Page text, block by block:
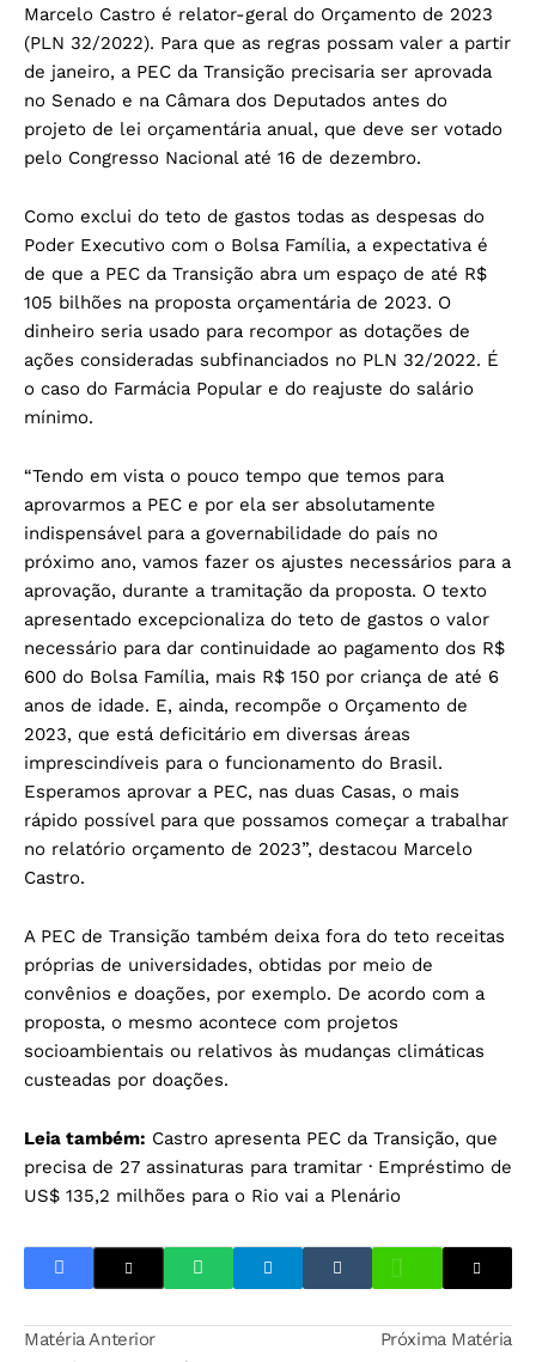
Marcelo Castro é relator-geral do Orçamento de 2023
(PLN 32/2022). Para que as regras possam valer a partir
de janeiro, a PEC da Transição precisaria ser aprovada
no Senado e na Câmara dos Deputados antes do
projeto de lei orçamentária anual, que deve ser votado
pelo Congresso Nacional até 16 de dezembro.
Como exclui do teto de gastos todas as despesas do
Poder Executivo com o Bolsa Família, a expectativa é
de que a PEC da Transição abra um espaço de até R$
105 bilhões na proposta orçamentária de 2023. O
dinheiro seria usado para recompor as dotações de
ações consideradas subfinanciados no PLN 32/2022. É
o caso do Farmácia Popular e do reajuste do salário
mínimo.
“Tendo em vista o pouco tempo que temos para
aprovarmos a PEC e por ela ser absolutamente
indispensável para a governabilidade do país no
próximo ano, vamos fazer os ajustes necessários para a
aprovação, durante a tramitação da proposta. O texto
apresentado excepcionaliza do teto de gastos o valor
necessário para dar continuidade ao pagamento dos R$
600 do Bolsa Família, mais R$ 150 por criança de até 6
anos de idade. E, ainda, recompõe o Orçamento de
2023, que está deficitário em diversas áreas
imprescindíveis para o funcionamento do Brasil.
Esperamos aprovar a PEC, nas duas Casas, o mais
rápido possível para que possamos começar a trabalhar
no relatório orçamento de 2023”, destacou Marcelo
Castro.
A PEC de Transição também deixa fora do teto receitas
próprias de universidades, obtidas por meio de
convênios e doações, por exemplo. De acordo com a
proposta, o mesmo acontece com projetos
socioambientais ou relativos às mudanças climáticas
custeadas por doações.
Leia também: Castro apresenta PEC da Transição, que
precisa de 27 assinaturas para tramitar · Empréstimo de
US$ 135,2 milhões para o Rio vai a Plenário
Matéria Anterior
Próxima Matéria